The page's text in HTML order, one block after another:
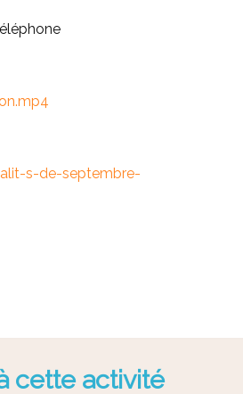
s-de-septembre-
cette activité